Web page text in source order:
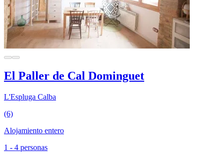
El Paller de Cal Dominguet
L'Espluga Calba
(6)
Alojamiento entero
1 - 4 personas